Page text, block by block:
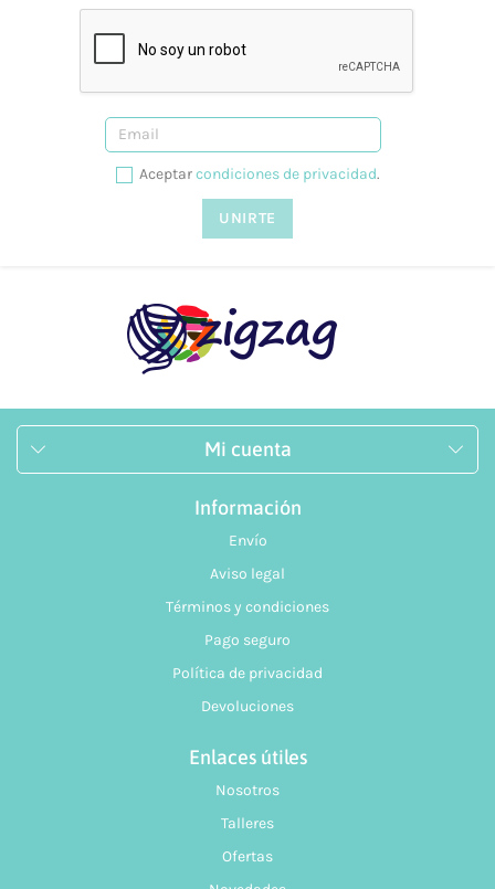
Aceptarcondiciones de privacidad.
Mi cuenta
Información
Envío
Aviso legal
Términos y condiciones
Pago seguro
Política de privacidad
Devoluciones
Enlaces útiles
Nosotros
Talleres
Ofertas